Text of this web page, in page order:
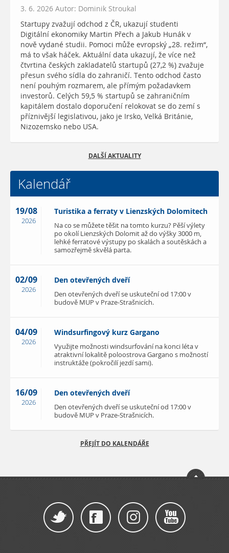
3. 6. 2026 Autor: Dominik Stroukal
Startupy zvažují odchod z ČR, ukazují studenti
Digitální ekonomiky Martin Přech a Jakub Hunák v
nově vydané studii. Pomoci může evropský „28. režim“,
má to však háček. Aktuální data ukazují, že více než
čtvrtina českých zakladatelů startupů (27,2 %) zvažuje
přesun svého sídla do zahraničí. Tento odchod často
není pouhým rozmarem, ale přímým požadavkem
investorů. Celých 59,5 % startupů se zahraničním
kapitálem dostalo doporučení relokovat se do zemí s
příznivější legislativou, jako je Irsko, Velká Británie,
Nizozemsko nebo USA.
DALŠÍ AKTUALITY
Kalendář
19/08
2026
Turistika a ferraty v Lienzských Dolomitech
Na co se můžete těšit na tomto kurzu? Pěší výlety
po okolí Lienzských Dolomit až do výšky 3000 m,
lehké ferratové výstupy po skalách a soutěskách a
samozřejmě skvělá parta.
02/09
2026
Den otevřených dveří
Den otevřených dveří se uskuteční od 17:00 v
budově MUP v Praze-Strašnicích.
04/09
2026
Windsurfingový kurz Gargano
Využijte možnosti windsurfování na konci léta v
atraktivní lokalitě poloostrova Gargano s možností
instruktáže (pokročilí jezdí sami).
16/09
2026
Den otevřených dveří
Den otevřených dveří se uskuteční od 17:00 v
budově MUP v Praze-Strašnicích.
PŘEJÍT DO KALENDÁŘE